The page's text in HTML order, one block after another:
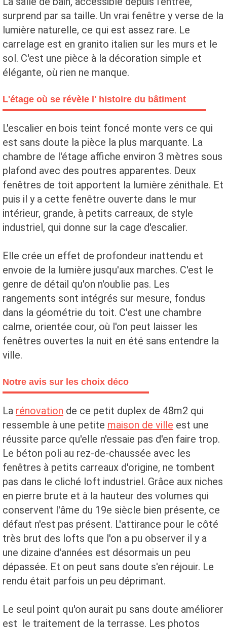
surprend par sa taille. Un vrai fenêtre y verse de la
lumière naturelle, ce qui est assez rare. Le
carrelage est en granito italien sur les murs et le
sol. C'est une pièce à la décoration simple et
élégante, où rien ne manque.
L'étage où se révèle l' histoire du bâtiment
L'escalier en bois teint foncé monte vers ce qui
est sans doute la pièce la plus marquante. La
chambre de l'étage affiche environ 3 mètres sous
plafond avec des poutres apparentes. Deux
fenêtres de toit apportent la lumière zénithale. Et
puis il y a cette fenêtre ouverte dans le mur
intérieur, grande, à petits carreaux, de style
industriel, qui donne sur la cage d'escalier.
Elle crée un effet de profondeur inattendu et
envoie de la lumière jusqu'aux marches. C'est le
genre de détail qu'on n'oublie pas. Les
rangements sont intégrés sur mesure, fondus
dans la géométrie du toit. C'est une chambre
calme, orientée cour, où l'on peut laisser les
fenêtres ouvertes la nuit en été sans entendre la
ville.
Notre avis sur les choix déco
La rénovation de ce petit duplex de 48m2 qui
ressemble à une petite maison de ville est une
réussite parce qu'elle n'essaie pas d'en faire trop.
Le béton poli au rez-de-chaussée avec les
fenêtres à petits carreaux d'origine, ne tombent
pas dans le cliché loft industriel. Grâce aux niches
en pierre brute et à la hauteur des volumes qui
conservent l'âme du 19e siècle bien présente, ce
défaut n'est pas présent. L'attirance pour le côté
très brut des lofts que l'on a pu observer il y a
une dizaine d'années est désormais un peu
dépassée. Et on peut sans doute s'en réjouir. Le
rendu était parfois un peu déprimant.
Le seul point qu'on aurait pu sans doute améliorer
est le traitement de la terrasse. Les photos